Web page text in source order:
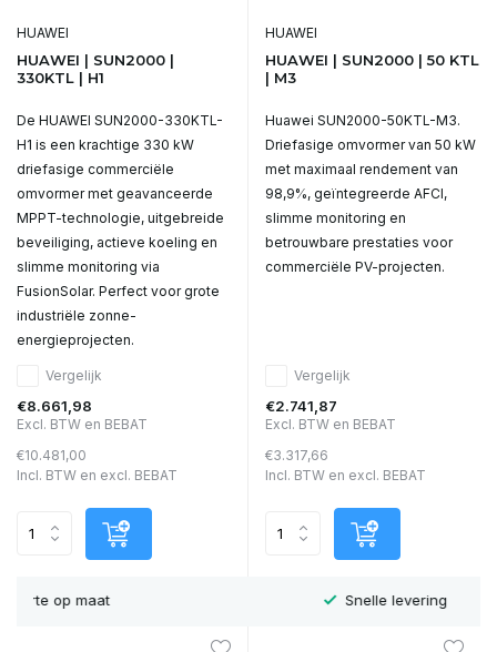
HUAWEI
HUAWEI | SUN2000 |
330KTL | H1
De HUAWEI SUN2000-330KTL-
H1 is een krachtige 330 kW
driefasige commerciële
omvormer met geavanceerde
MPPT-technologie, uitgebreide
beveiliging, actieve koeling en
slimme monitoring via
FusionSolar. Perfect voor grote
industriële zonne-
energieprojecten.
Vergelijk
€8.661,98
Excl. BTW en BEBAT
€10.481,00
Incl. BTW en excl. BEBAT
HUAWEI
HUAWEI | SUN2000 | 50 KTL
| M3
Huawei SUN2000-50KTL-M3.
Driefasige omvormer van 50 kW
met maximaal rendement van
98,9%, geïntegreerde AFCI,
slimme monitoring en
betrouwbare prestaties voor
commerciële PV-projecten.
Vergelijk
€2.741,87
Excl. BTW en BEBAT
€3.317,66
Incl. BTW en excl. BEBAT